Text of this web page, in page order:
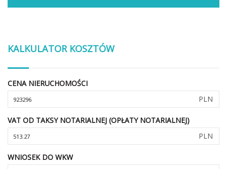
KALKULATOR KOSZTÓW
CENA NIERUCHOMOŚCI
PLN
VAT OD TAKSY NOTARIALNEJ (OPŁATY NOTARIALNEJ)
PLN
WNIOSEK DO WKW